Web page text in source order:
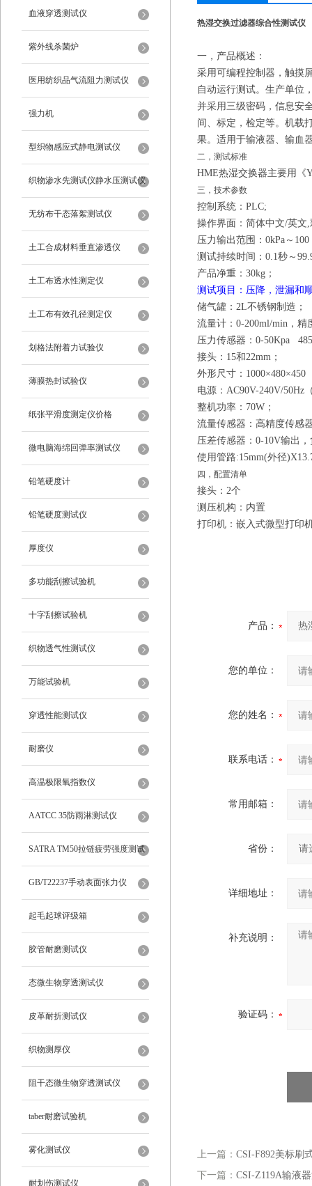
血液穿透测试仪
紫外线杀菌炉
医用纺织品气流阻力测试仪
强力机
型织物感应式静电测试仪
织物渗水先测试仪静水压测试仪
无纺布干态落絮测试仪
土工合成材料垂直渗透仪
土工布透水性测定仪
土工布有效孔径测定仪
划格法附着力试验仪
薄膜热封试验仪
纸张平滑度测定仪价格
微电脑海绵回弹率测试仪
铅笔硬度计
铅笔硬度测试仪
厚度仪
多功能刮擦试验机
十字刮擦试验机
织物透气性测试仪
万能试验机
穿透性能测试仪
耐磨仪
高温极限氧指数仪
AATCC 35防雨淋测试仪
SATRA TM50拉链疲劳强度测试
仪
GB/T22237手动表面张力仪
起毛起球评级箱
胶管耐磨测试仪
态微生物穿透测试仪
皮革耐折测试仪
织物测厚仪
阻干态微生物穿透测试仪
taber耐磨试验机
雾化测试仪
耐划伤测试仪
热湿交换过滤器综合性测试仪
一， 产品概述：
采用可编程控制器，触摸
自动运行测试。生产单位
并采用三级密码，信息安
间、标定 ，检定等。机载
果。适用于输液器、输血
二， 测试标准
HME热湿交换器主要用 《
三， 技术参数
控制系统： PLC;
操作界面：简体中文/英文,
压力输出范围 ： 0kPa ～ 100
测试持续时间： 0.1秒～
产品净重： 30kg ；
测试项目：压降，泄漏和
储气罐 ： 2L不锈钢制造；
流量计： 0-200ml/min ，精
压力传感器： 0-50Kpa 485
接头： 15和22mm ；
外形尺寸： 1000×480×450
电源： AC90V-240V/50Hz
整机功率： 70W ；
流量传感器：高精度传感
压差传感器： 0-10V输出，
使用管路:15mm(外径
四，配置清单
接头： 2个
测压机构：内置
打印机： 嵌入式微型打印
产品：
您的单位：
您的姓名：
联系电话：
常用邮箱：
省份：
详细地址：
补充说明：
验证码：
上一篇： CSI-F892美标刷
下一篇： CSI-Z119A输液